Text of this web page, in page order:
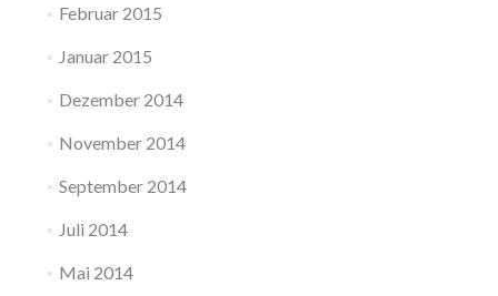
Februar 2015
Januar 2015
Dezember 2014
November 2014
September 2014
Juli 2014
Mai 2014